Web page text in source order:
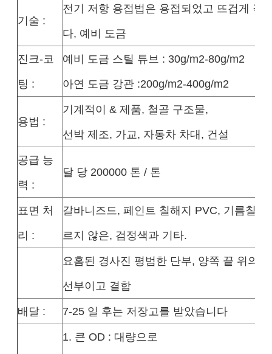
기술 :
전기 저항 용접법은 용접되었고 뜨겁게 직
다, 예비 도금
진크-코
팅 :
예비 도금 스틸 튜브 : 30g/m2-80g/m2
아연 도금 강관 :200g/m2-400g/m2
용법 :
기계적이 & 제품, 철골 구조물,
선박 제조, 가교, 자동차 차대, 건설
공급 능
력 :
달 당 200000 톤 / 톤
표면 처
리 :
갈바니즈드, 페인트 칠해지 PVC, 기름칠
르지 않은, 검정색과 기타.
요홈된 경사진 평범한 단부, 양쪽 끝 위의
선부이고 결합
배달 :
7-25 일 후는 저장고를 받았습니다
1. 큰 OD : 대량으로